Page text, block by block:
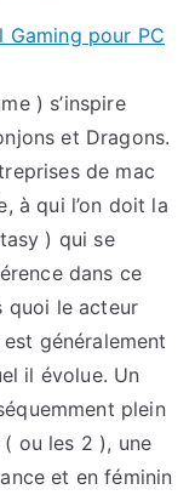
allez
savoir
Matériel
Gaming
Gaming pour PC
) s’inspire
et Dragons.
de mac
à qui l’on doit la
) qui se
dans ce
quoi le acteur
généralement
il évolue. Un
plein
ou les 2 ), une
et en féminin